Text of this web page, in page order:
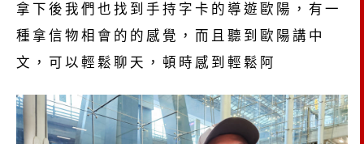
拿下後我們也找到手持字卡的導遊歐陽，有一
種拿信物相會的的感覺，而且聽到歐陽講中
文，可以輕鬆聊天，頓時感到輕鬆阿